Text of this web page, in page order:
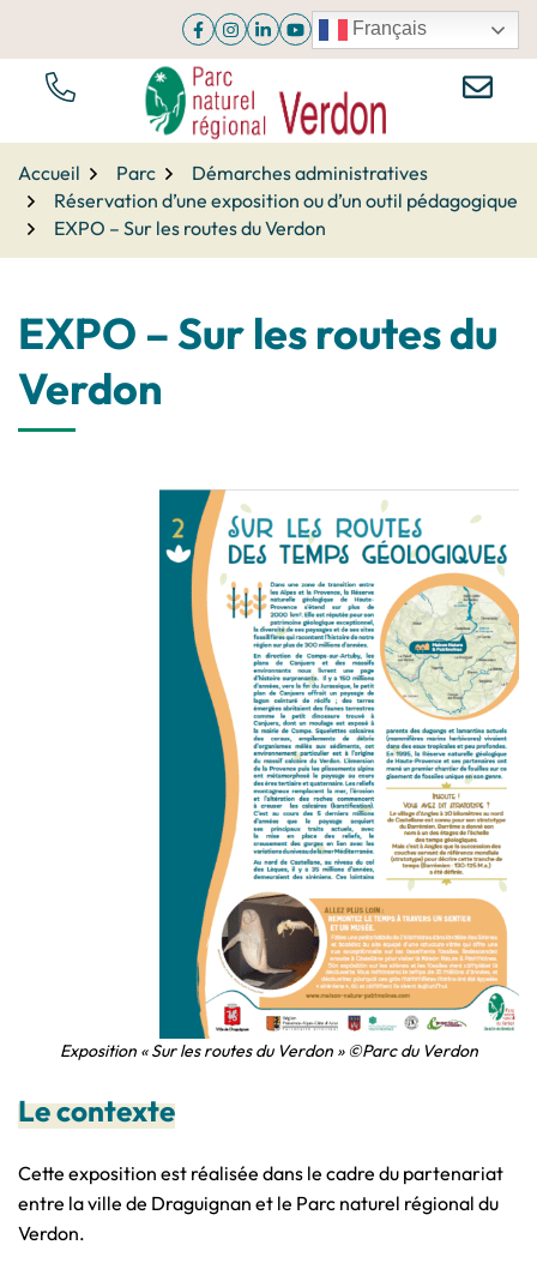
contenu
Facebook
(ouverture dans un nouvel onglet)
Instagram
(ouverture dans un nouvel onglet)
Linkedin
(ouverture dans un nouvel onglet)
YouTube
(ouverture dans un nouvel
Français
TÉL.
Parc du Verdon
NOUS
Accueil Parc
Démarches administratives
Réservation d’une exposition ou d’un outil pédagogique
EXPO – Sur les routes du Verdon
EXPO – Sur les routes du
Verdon
Exposition « Sur les routes du Verdon » ©Parc du Verdon
Le contexte
Cette exposition est réalisée dans le cadre du partenariat
entre la ville de Draguignan et le Parc naturel régional du
Verdon.